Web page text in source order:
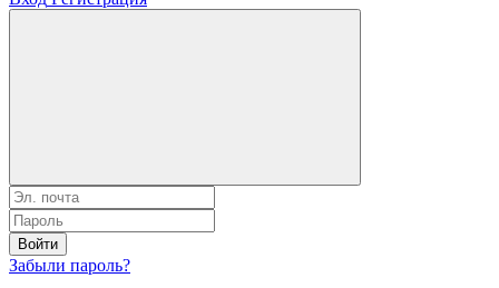
Войти
Забыли пароль?